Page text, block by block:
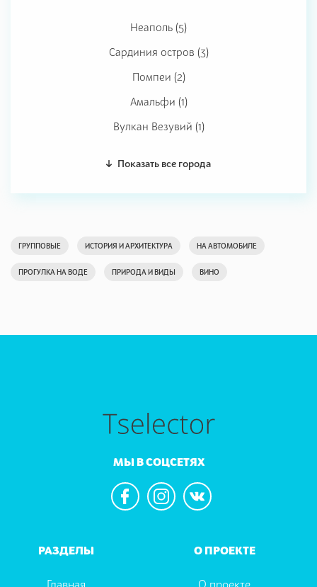
Неаполь (5)
Сардиния остров (3)
Помпеи (2)
Амальфи (1)
Вулкан Везувий (1)
Показать все города
ГРУППОВЫЕ ИСТОРИЯ И АРХИТЕКТУРА НА АВТОМОБИЛЕ
ПРОГУЛКА НА ВОДЕ ПРИРОДА И ВИДЫ ВИНО
РАЗДЕЛЫ О ПРОЕКТЕ
МЫ В СОЦСЕТЯХ